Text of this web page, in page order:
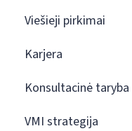
Viešieji pirkimai
Karjera
Konsultacinė taryba
VMI strategija